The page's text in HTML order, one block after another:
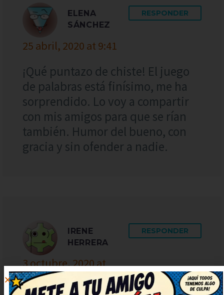
ELENA
SÁNCHEZ
25 abril, 2020 at 9:41
RESPONDER
¡Qué puntazo de chiste! El juego
de palabras está finísimo, me ha
sorprendido. Lo voy a compartir
con mis amigos para que se rían
también. Humor del bueno, con
gracia y sin ofender a nadie.
IRENE
HERRERA
3 octubre, 2020 at
9:54
RESPONDER